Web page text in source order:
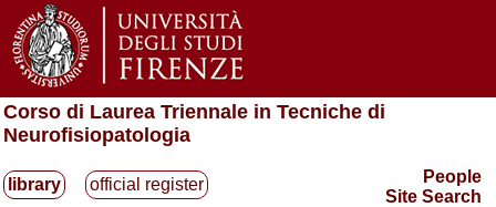
Corso di Laurea Triennale in Tecniche di
Neurofisiopatologia
library official register
People
Site Search